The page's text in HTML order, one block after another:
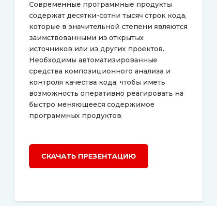
Современные программные продукты
содержат десятки-сотни тысяч строк кода,
которые в значительной степени являются
заимствованными из открытых
источников или из других проектов.
Необходимы автоматизированные
средства композиционного анализа и
контроля качества кода, чтобы иметь
возможность оперативно реагировать на
быстро меняющееся содержимое
программных продуктов.
СКАЧАТЬ ПРЕЗЕНТАЦИЮ